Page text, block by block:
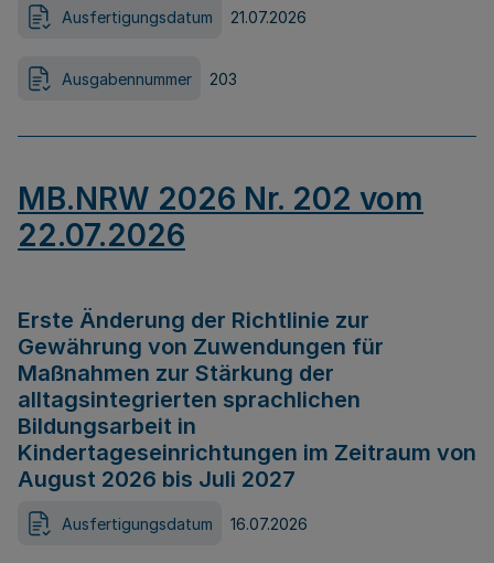
Ausfertigungsdatum 21.07.2026
Ausgabennummer 203
MB.NRW 2026 Nr. 202 vom
22.07.2026
Erste Änderung der Richtlinie zur
Gewährung von Zuwendungen für
Maßnahmen zur Stärkung der
alltagsintegrierten sprachlichen
Bildungsarbeit in
Kindertageseinrichtungen im Zeitraum von
August 2026 bis Juli 2027
Ausfertigungsdatum 16.07.2026